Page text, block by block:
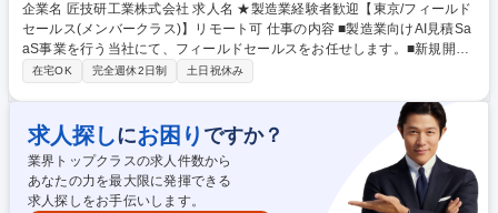
企業名 匠技研工業株式会社 求人名 ★製造業経験者歓迎【東京/フィールド
セールス(メンバークラス)】リモート可 仕事の内容 ■製造業向けAI見積Sa
aS事業を行う当社にて、フィールドセールスをお任せします。■新規開拓
～提案設計、導入プロジェクトを推進し受注と価値実装を両立。 ■IS/CS/
価領域の課題抽出～提案ストーリー構築 ■経営層～現場への商談設計、事
例/数値で効果訴求 ■受注後はCSと連携し導入立上げを伴走 ■既存深耕：
アップセル/クロスセル提案 ■商談で得た現場/競合インサイトを開発へ還
流 募集職種 ★製造業経験者歓迎【東京/フィールドセールス(メンバークラ
ス)】リモート可
在宅OK 完全週休2日制 土日祝休み
求人探しにお困り ですか？
業界トップクラスの求人件数から
あなたの力を最大限に発揮できる
求人探しをお手伝いします。